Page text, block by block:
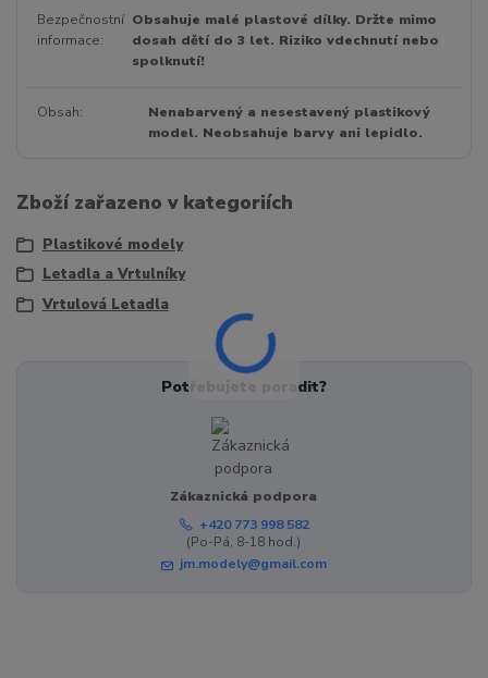
Bezpečnostní
informace
Obsahuje malé plastové dílky. Držte mimo
dosah dětí do 3 let. Riziko vdechnutí nebo
spolknutí!
Obsah
Nenabarvený a nesestavený plastikový
model. Neobsahuje barvy ani lepidlo.
Zboží zařazeno v kategoriích
Plastikové modely
Letadla a Vrtulníky
Vrtulová Letadla
Potřebujete poradit?
Zákaznická podpora
+420 773 998 582
(Po-Pá, 8-18 hod.)
jm.modely@gmail.com